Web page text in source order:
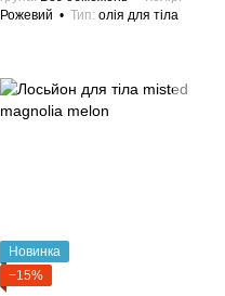
Рожевий
Тип олія для тіла
Новинка
−15%